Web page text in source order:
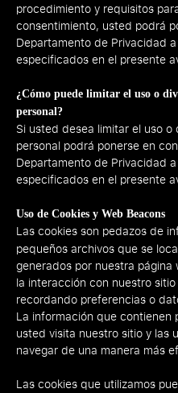
procedimiento y requisitos
consentimiento, usted podrá
Departamento de Privacidad
especificados en el presente
¿Cómo puede limitar el uso o
personal?
Si usted desea limitar el uso
personal podrá ponerse en
Departamento de Privacidad
especificados en el presente
Uso de Cookies y Web Beacons
Las cookies son pedazos de
pequeños archivos que se
generados por nuestra
la interacción con nuestro
recordando preferencias o
La información que contienen
usted visita nuestro sitio y las
navegar de una manera más
Las cookies que utilizamos